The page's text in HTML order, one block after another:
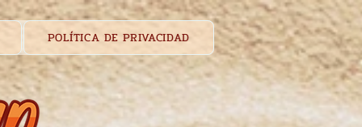
POLÍTICA DE PRIVACIDAD